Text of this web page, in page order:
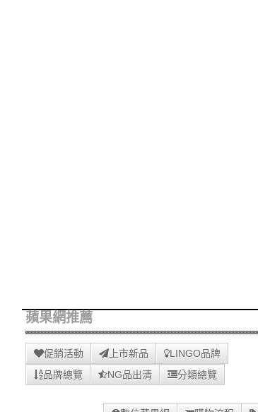
蘋果網推薦
促銷活動 上市新品
LINGO品牌
品牌總覽
NG品出清 分類總覽